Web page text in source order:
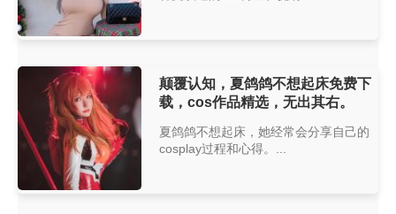
颠覆认知，夏鸽鸽不想起床免费下
载，cos作品精选，无出其右。
夏鸽鸽不想起床，她经常会分享自己的
cosplay过程和心得。...